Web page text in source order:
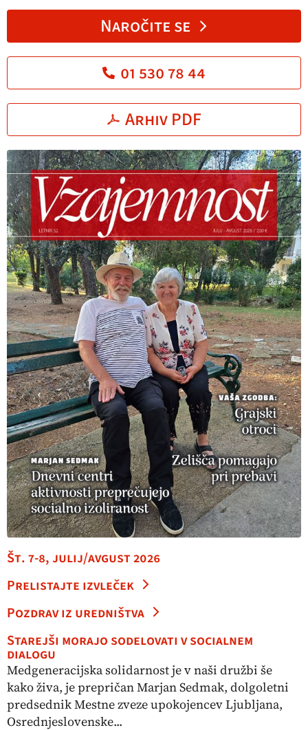
Naročite se
01 530 78 44
Arhiv PDF
Št. 7-8, julij/avgust 2026
Prelistajte izvleček
Pozdrav iz uredništva
Starejši morajo sodelovati v socialnem
dialogu
Medgeneracijska solidarnost je v naši družbi še
kako živa, je prepričan Marjan Sedmak, dolgoletni
predsednik Mestne zveze upokojencev Ljubljana,
Osrednjeslovenske...